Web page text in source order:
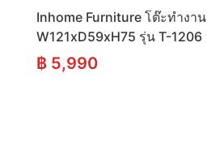
Inhome Furniture โต๊ะทำงาน
W121xD59xH75 รุ่น T-1206
฿ 5,990